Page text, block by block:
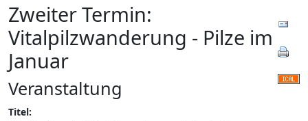
Zweiter Termin:
Vitalpilzwanderung - Pilze im
Januar
Veranstaltung
Titel: